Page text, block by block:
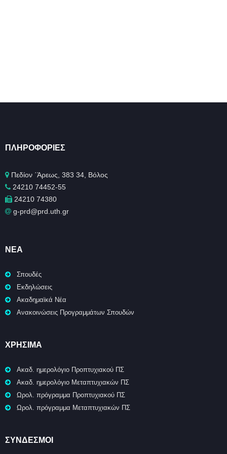
ΠΛΗΡΟΦΟΡΊΕΣ
Πεδίον ΄Άρεως, 383 34, Βόλος
24210 74452-55
24210 74380
g-prd@prd.uth.gr
ΝΈΑ
Σπουδές
Εκδηλώσεις
Ακαδημαϊκά Νέα
Ανακοινώσεις Προγραμμάτων Σπουδών
ΧΡΉΣΙΜΑ
Ακαδ. ημερολόγιο Προπτυχιακού ΠΣ
Ακαδ. ημερολόγιο Μεταπτυχιακών ΠΣ
Ωρολ. πρόγραμμα Προπτυχιακού ΠΣ
Ωρολ. πρόγραμμα Μεταπτυχιακών ΠΣ
ΣΥΝΔΕΣΜΟΙ